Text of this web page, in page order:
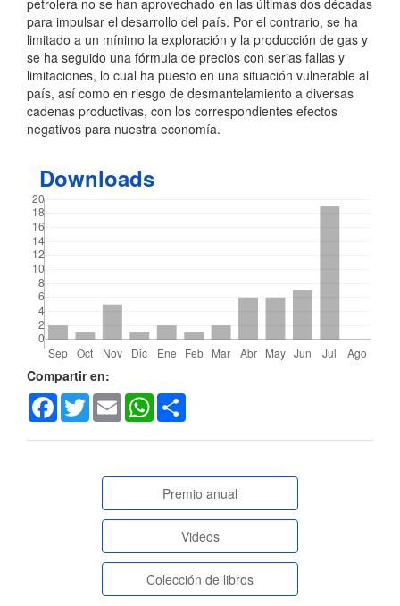
para impulsar el desarrollo del país. Por el contrario, se ha
limitado a un mínimo la exploración y la producción de gas y
se ha seguido una fórmula de precios con serias fallas y
limitaciones, lo cual ha puesto en una situación vulnerable al
país, así como en riesgo de desmantelamiento a diversas
cadenas productivas, con los correspondientes efectos
negativos para nuestra economía.
Downloads
Detalles
del
Compartir en:
Facebook
TwitterEmail WhatsApp
paginasespeciales
Premio anual
Videos
Colección de libros